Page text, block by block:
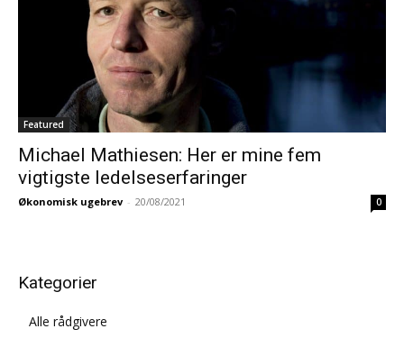
Featured
Michael Mathiesen: Her er mine fem
vigtigste ledelseserfaringer
Økonomisk ugebrev - 20/08/2021 0
Kategorier
Alle rådgivere